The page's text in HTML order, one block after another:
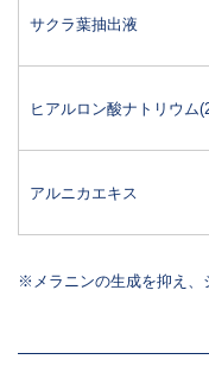
サクラ葉抽出液
ヒアルロン酸ナトリウム
アルニカエキス
※メラニンの生成を抑え、